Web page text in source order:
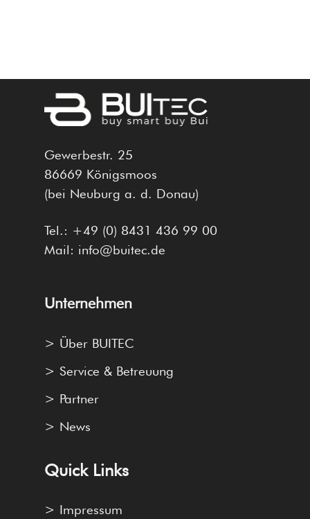
Gewerbestr. 25
86669 Königsmoos
(bei Neuburg a. d. Donau)
Tel.: +49 (0) 8431 436 99 00
Mail: info@buitec.de
Unternehmen
Quick Links
> Über BUITEC
> Impressum
> Service & Betreuung
> Partner
> News